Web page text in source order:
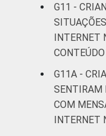
RENDA
FAMILIAR
G11 -
INTERNET
G11A -
SENTIRAM
COM
INTERNET